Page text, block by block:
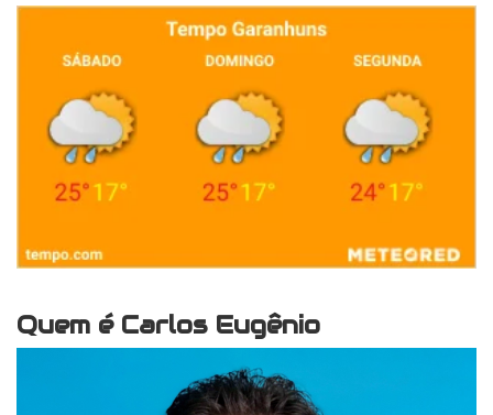
Quem é Carlos Eugênio